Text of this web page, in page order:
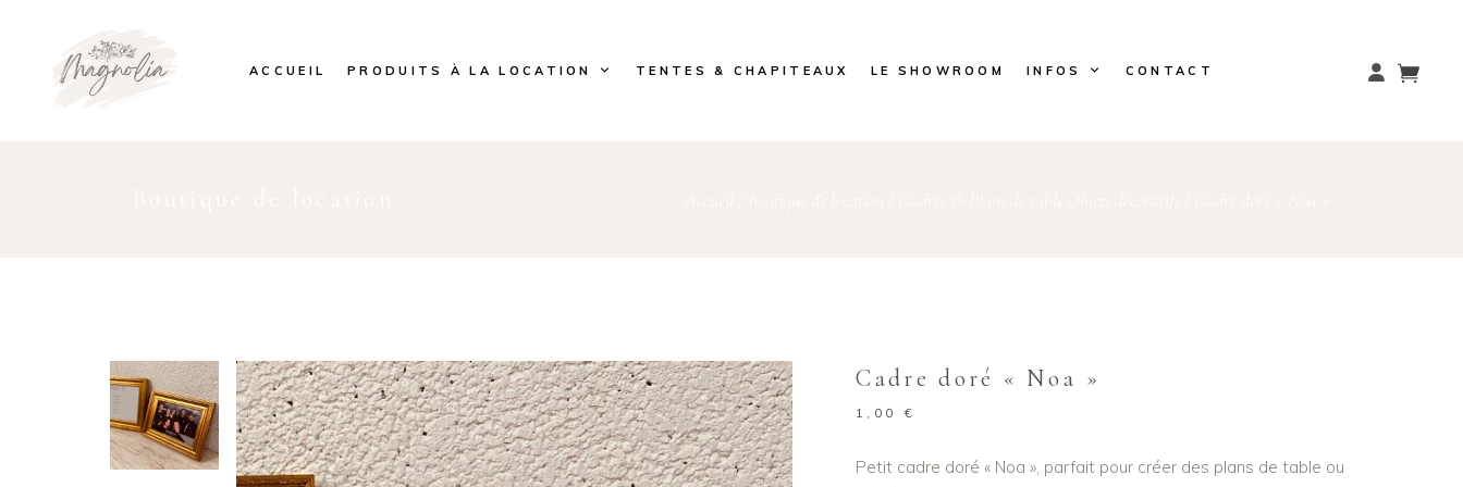
ACCUEIL PRODUITS À LA LOCATION TENTES & CHAPITEAUX LE SHOWROOM INFOS CONTACT
Cadre doré « Noa »
1,00 €
Petit cadre doré « Noa », parfait pour créer des plans de table ou